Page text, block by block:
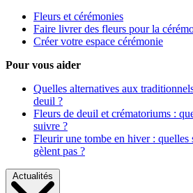
Fleurs et cérémonies
Faire livrer des fleurs pour la
Créer votre espace cérémonie
Pour vous aider
Quelles alternatives aux
deuil ?
Fleurs de deuil et crématoriums :
suivre ?
Fleurir une tombe en hiver : quelles
gèlent pas ?
Actualités